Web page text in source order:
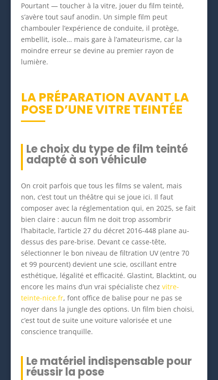
Pourtant — toucher à la vitre, jouer du film teinté,
s’avère tout sauf anodin. Un simple film peut
chambouler l’expérience de conduite, il protège,
embellit, isole… mais gare à l’amateurisme, car la
moindre erreur se devine au premier rayon de
lumière.
LA PRÉPARATION AVANT LA
POSE D’UNE VITRE TEINTÉE
Le choix du type de film teinté
adapté à son véhicule
On croit parfois que tous les films se valent, mais
non, c’est tout un théâtre qui se joue ici. Il faut
composer avec la réglementation qui, en 2025, se fait
bien claire : aucun film ne doit trop assombrir
l’habitacle, l’article 27 du décret 2016-448 plane au-
dessus des pare-brise. Devant ce casse-tête,
sélectionner le bon niveau de filtration UV (entre 70
et 99 pourcent) devient une scie, oscillant entre
esthétique, légalité et efficacité. Glastint, Blacktint, ou
encore les mains d’un vrai spécialiste chez vitre-
teinte-nice.fr, font office de balise pour ne pas se
noyer dans la jungle des options. Un film bien choisi,
c’est tout de suite une voiture valorisée et une
conscience tranquille.
Le matériel indispensable pour
réussir la pose